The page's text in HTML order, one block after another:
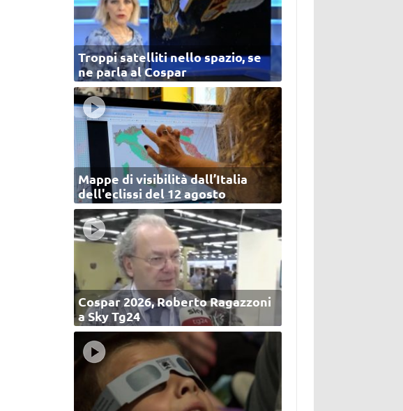
Troppi satelliti nello spazio, se
ne parla al Cospar
Mappe di visibilità dall’Italia
dell'eclissi del 12 agosto
Cospar 2026, Roberto Ragazzoni
a Sky Tg24